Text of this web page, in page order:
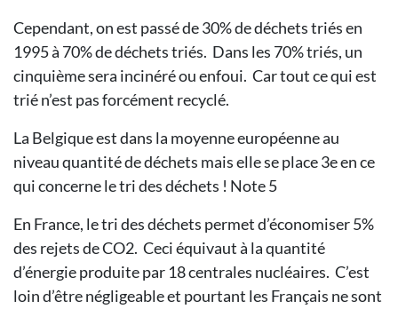
Cependant, on est passé de 30% de déchets triés en
1995 à 70% de déchets triés. Dans les 70% triés, un
cinquième sera incinéré ou enfoui. Car tout ce qui est
trié n’est pas forcément recyclé.
La Belgique est dans la moyenne européenne au
niveau quantité de déchets mais elle se place 3e en ce
qui concerne le tri des déchets ! Note 5
En France, le tri des déchets permet d’économiser 5%
des rejets de CO2. Ceci équivaut à la quantité
d’énergie produite par 18 centrales nucléaires. C’est
loin d’être négligeable et pourtant les Français ne sont